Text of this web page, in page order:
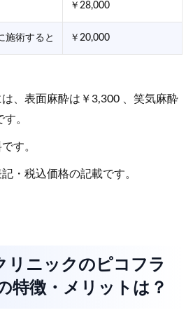
￥28,000
施術すると ￥20,000
、表面麻酔は￥3,300 、笑気麻酔
。
す。
・税込価格の記載です。
リニックのピコフラ
特徴・メリットは？